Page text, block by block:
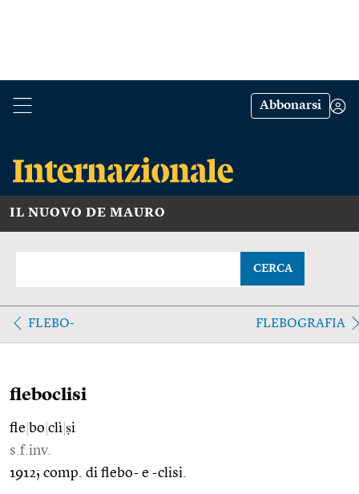
Abbonarsi
IL NUOVO DE MAURO
CERCA
FLEBO- FLEBOGRAFIA
fleboclisi
fle bo clì ṣi
s.f.inv.
1912; comp. di flebo- e -clisi.